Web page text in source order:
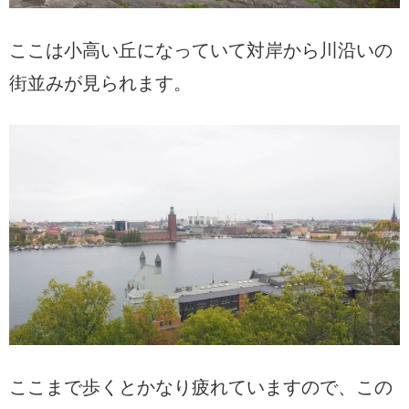
ここは小高い丘になっていて対岸から川沿いの
街並みが見られます。
ここまで歩くとかなり疲れていますので、この